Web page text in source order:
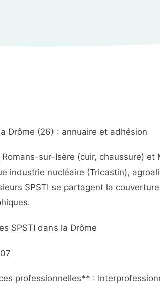
Drôme (26) : annuaire et adhésion
Romans-sur-Isère (cuir, chaussure)
industrie nucléaire (Tricastin),
SPSTI se partagent la
SPSTI dans la Drôme
professionnelles** :